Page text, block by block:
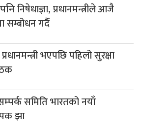
निषेधाज्ञा, प्रधानमन्त्रीले आजै
सम्बोधन गर्दै
प्रधानमन्त्री भएपछि पहिलो सुरक्षा
समिति भारतको नयाँ
झा